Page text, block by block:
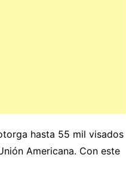
hasta 55 mil visados
Americana. Con este